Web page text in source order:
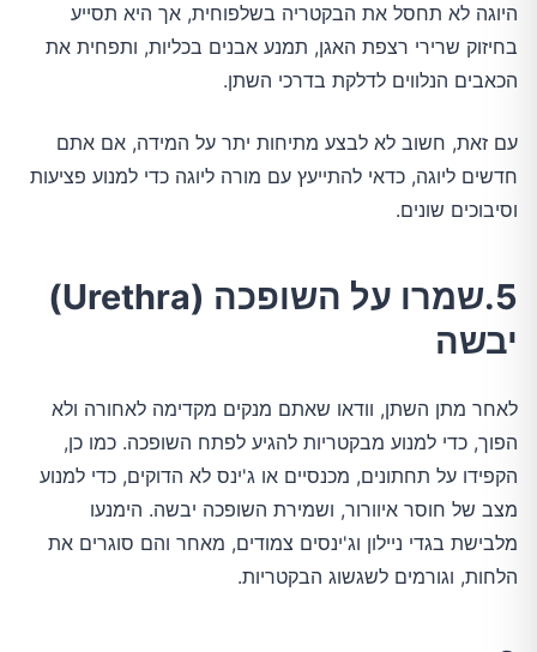
היוגה לא תחסל את הבקטריה בשלפוחית, אך היא תסייע
בחיזוק שרירי רצפת האגן, תמנע אבנים בכליות, ותפחית את
הכאבים הנלווים לדלקת בדרכי השתן.
עם זאת, חשוב לא לבצע מתיחות יתר על המידה, אם אתם
חדשים ליוגה, כדאי להתייעץ עם מורה ליוגה כדי למנוע פציעות
וסיבוכים שונים.
5.שמרו על השופכה (Urethra)
יבשה
לאחר מתן השתן, וודאו שאתם מנקים מקדימה לאחורה ולא
הפוך, כדי למנוע מבקטריות להגיע לפתח השופכה. כמו כן,
הקפידו על תחתונים, מכנסיים או ג'ינס לא הדוקים, כדי למנוע
מצב של חוסר איוורור, ושמירת השופכה יבשה. הימנעו
מלבישת בגדי ניילון וג'ינסים צמודים, מאחר והם סוגרים את
הלחות, וגורמים לשגשוג הבקטריות.